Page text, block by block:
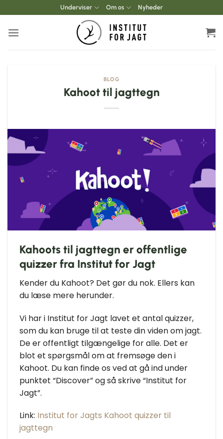
til
indhold
Underviser Om os Nyheder
BLOG
Kahoot til jagttegn
Kahoots til jagttegn er offentlige
quizzer fra Institut for Jagt
Kender du Kahoot? Det gør du nok. Ellers kan
du læse mere herunder.
Vi har i Institut for Jagt lavet et antal quizzer,
som du kan bruge til at teste din viden om jagt.
De er offentligt tilgængelige for alle. Det er
blot et spørgsmål om at fremsøge den i
Kahoot. Du kan finde os ved at gå ind under
punktet “Discover” og så skrive “Institut for
Jagt”.
Link: Institut for Jagts Kahoot quizzer til
jagttegn